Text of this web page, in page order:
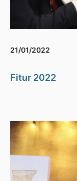
21/01/2022
Fitur 2022